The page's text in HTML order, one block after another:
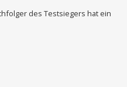
des Testsiegers hat ein